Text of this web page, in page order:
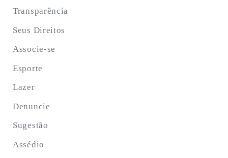
Transparência
Seus Direitos
Associe-se
Esporte
Lazer
Denuncie
Sugestão
Assédio